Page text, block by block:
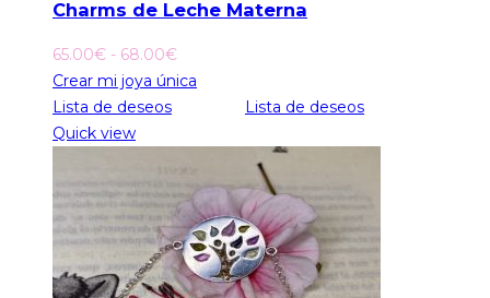
Charms de Leche Materna
65.00€ - 68.00€Rango
de
hasta
68.00€
Crear mi joya única
Lista de deseos
Lista de deseos
Quick view